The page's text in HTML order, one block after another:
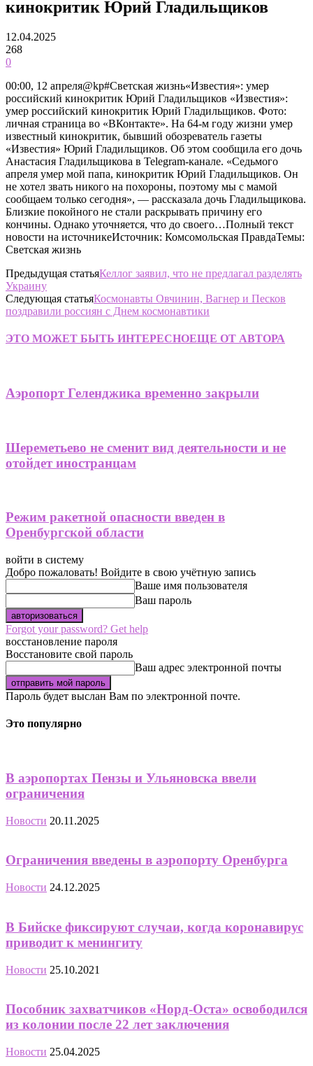
кинокритик Юрий Гладильщиков
12.04.2025
268
0
00:00, 12 апреля@kp#Светская жизнь«Известия»: умер
российский кинокритик Юрий Гладильщиков «Известия»:
умер российский кинокритик Юрий Гладильщиков. Фото:
личная страница во «ВКонтакте». На 64-м году жизни умер
известный кинокритик, бывший обозреватель газеты
«Известия» Юрий Гладильщиков. Об этом сообщила его дочь
Анастасия Гладильщикова в Telegram-канале. «Седьмого
апреля умер мой папа, кинокритик Юрий Гладильщиков. Он
не хотел звать никого на похороны, поэтому мы с мамой
сообщаем только сегодня», — рассказала дочь Гладильщикова.
Близкие покойного не стали раскрывать причину его
кончины. Однако уточняется, что до своего…Полный текст
новости на источникеИсточник: Комсомольская ПравдаТемы:
Светская жизнь
Предыдущая статьяКеллог заявил, что не предлагал разделять
Украину
Следующая статьяКосмонавты Овчинин, Вагнер и Песков
поздравили россиян с Днем космонавтики
ЭТО МОЖЕТ БЫТЬ ИНТЕРЕСНОЕЩЕ ОТ АВТОРА
Аэропорт Геленджика временно закрыли
Шереметьево не сменит вид деятельности и не
отойдет иностранцам
Режим ракетной опасности введен в
Оренбургской области
войти в систему
Добро пожаловать! Войдите в свою учётную запись
Ваше имя пользователя
Ваш пароль
Forgot your password? Get help
восстановление пароля
Восстановите свой пароль
Ваш адрес электронной почты
Пароль будет выслан Вам по электронной почте.
Это популярно
В аэропортах Пензы и Ульяновска ввели
ограничения
Новости 20.11.2025
Ограничения введены в аэропорту Оренбурга
Новости 24.12.2025
В Бийске фиксируют случаи, когда коронавирус
приводит к менингиту
Новости 25.10.2021
Пособник захватчиков «Норд-Оста» освободился
из колонии после 22 лет заключения
Новости 25.04.2025